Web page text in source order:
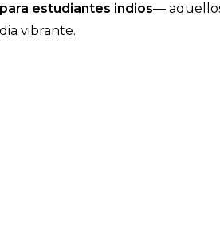
estudiantes indios—
vibrante.